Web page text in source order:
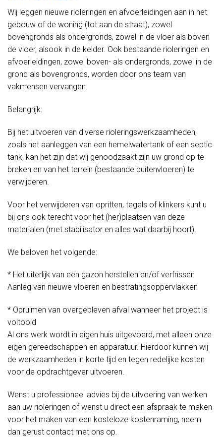
Wij leggen nieuwe rioleringen en afvoerleidingen aan in het
gebouw of de woning (tot aan de straat), zowel
bovengronds als ondergronds, zowel in de vloer als boven
de vloer, alsook in de kelder. Ook bestaande rioleringen en
afvoerleidingen, zowel boven- als ondergronds, zowel in de
grond als bovengronds, worden door ons team van
vakmensen vervangen.
Belangrijk:
Bij het uitvoeren van diverse rioleringswerkzaamheden,
zoals het aanleggen van een hemelwatertank of een septic
tank, kan het zijn dat wij genoodzaakt zijn uw grond op te
breken en van het terrein (bestaande buitenvloeren) te
verwijderen.
Voor het verwijderen van opritten, tegels of klinkers kunt u
bij ons ook terecht voor het (her)plaatsen van deze
materialen (met stabilisator en alles wat daarbij hoort).
We beloven het volgende:
* Het uiterlijk van een gazon herstellen en/of verfrissen
Aanleg van nieuwe vloeren en bestratingsoppervlakken
* Opruimen van overgebleven afval wanneer het project is
voltooid
Al ons werk wordt in eigen huis uitgevoerd, met alleen onze
eigen gereedschappen en apparatuur. Hierdoor kunnen wij
de werkzaamheden in korte tijd en tegen redelijke kosten
voor de opdrachtgever uitvoeren.
Wenst u professioneel advies bij de uitvoering van werken
aan uw rioleringen of wenst u direct een afspraak te maken
voor het maken van een kosteloze kostenraming, neem
dan gerust contact met ons op.